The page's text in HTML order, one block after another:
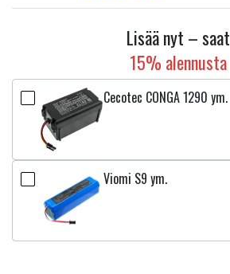
Lisää nyt – saat
15% alennusta
Cecotec CONGA 1290 ym.
Viomi S9 ym.